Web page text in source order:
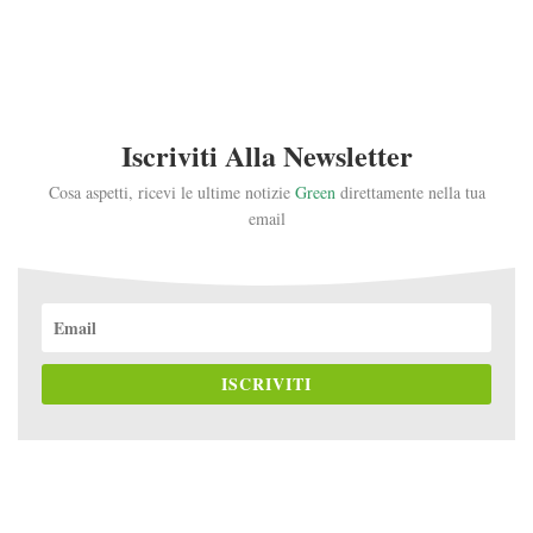
Iscriviti Alla Newsletter
Cosa aspetti, ricevi le ultime notizie Greendirettamente nella tua
email
ISCRIVITI